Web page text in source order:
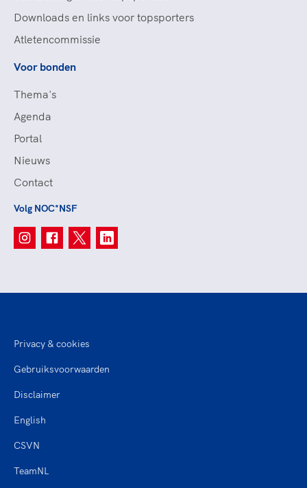
Downloads en links voor topsporters
Atletencommissie
Voor bonden
Thema's
Agenda
Portal
Nieuws
Contact
Volg NOC*NSF
Privacy & cookies
Gebruiksvoorwaarden
Disclaimer
English
CSVN
TeamNL